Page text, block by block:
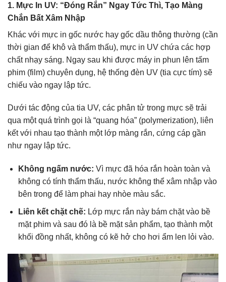
1. Mực In UV: “Đóng Rắn” Ngay Tức Thì, Tạo Màng
Chắn Bất Xâm Nhập
Khác với mực in gốc nước hay gốc dầu thông thường (cần
thời gian để khô và thẩm thấu), mực in UV chứa các hợp
chất nhạy sáng. Ngay sau khi được máy in phun lên tấm
phim (film) chuyên dụng, hệ thống đèn UV (tia cực tím) sẽ
chiếu vào ngay lập tức.
Dưới tác động của tia UV, các phân tử trong mực sẽ trải
qua một quá trình gọi là “quang hóa” (polymerization), liên
kết với nhau tạo thành một lớp màng rắn, cứng cáp gần
như ngay lập tức.
Không ngấm nước: Vì mực đã hóa rắn hoàn toàn và
không có tính thẩm thấu, nước không thể xâm nhập vào
bên trong để làm phai hay nhòe màu sắc.
Liên kết chặt chẽ: Lớp mực rắn này bám chặt vào bề
mặt phim và sau đó là bề mặt sản phẩm, tạo thành một
khối đồng nhất, không có kẽ hở cho hơi ẩm len lỏi vào.